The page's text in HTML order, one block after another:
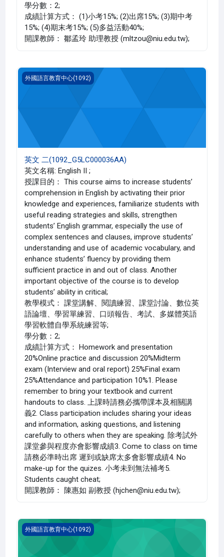
學分數：2;
成績計算方式： (1)小考15%; (2)出席15%; (3)期中考
15%; (4)期末考15%; (5)多益活動40%;
開課教師： 鄒孟玲 助理教授 (mltzou@niu.edu.tw);
英文 二(1092_G5LC000036AA)
外國語言教育中心(1092)
英文 二(1092_G5LC000036AA)
英文名稱: English II ;
授課目的： This course aims to increase students’
comprehension in English by activating their prior
knowledge and experiences, familiarize students with
useful reading strategies and skills, strengthen
students’ English grammar, especially the use of
complex sentences and clauses, improve students’
understanding and use of academic vocabulary, and
enhance students’ fluency by providing them
sufficient practice in and out of class. Another
important objective of the course is to develop
students’ ability in critical;
教學模式： 課堂講解、閱讀練習、課堂討論、數位英
語論壇、學習單練習、口頭報告、考試、多媒體英語
學習軟體自學系統練習等;
學分數：2;
成績計算方式： Homework and presentation
20%Online practice and discussion 20%Midterm
exam (Interview and oral report) 25%Final exam
25%Attendance and participation 10%1. Please
remember to bring your textbook and current
handouts to class. 上課時請務必攜帶課本及相關講
義2. Class participation includes sharing your ideas
and information, asking questions, and listening
carefully to others when they are speaking. 除考試外
課堂參與程度亦會影響成績3. Come to class on time
請務必準時出席 遲到或缺席太多會影響成績4. No
make-up for the quizes. 小考未到無法補考5.
Students caught cheat;
開課教師： 陳惠如 副教授 (hjchen@niu.edu.tw);
英文 二(1092_G5LC000036A)
外國語言教育中心(1092)